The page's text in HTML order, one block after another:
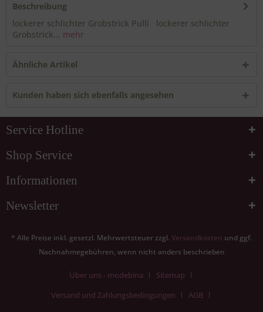
Beschreibung
lockerer schlichter Grobstrick Pulli lockerer schlichter
Grobstrick... mehr
Ähnliche Artikel
Kunden haben sich ebenfalls angesehen
Service Hotline
Shop Service
Informationen
Newsletter
* Alle Preise inkl. gesetzl. Mehrwertsteuer zzgl. Versandkosten und ggf.
Nachnahmegebühren, wenn nicht anders beschrieben
Über uns - modebina
Sitemap
Versand und Zahlungsbedingungen
AGB